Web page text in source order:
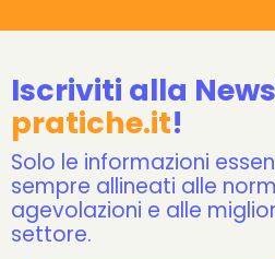
Iscriviti alla
pratiche.it!
Solo le informazioni
sempre allineati alle
agevolazioni e alle
settore.